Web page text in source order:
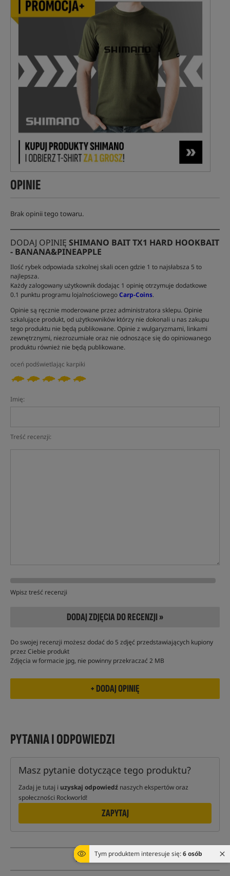
Tym produktem interesuje się:6 osób
OPINIE
Brak opinii tego towaru.
DODAJ OPINIĘ SHIMANO BAIT TX1 HARD HOOKBAIT
- BANANA&PINEAPPLE
Ilość rybek odpowiada szkolnej skali ocen gdzie 1 to najsłabsza 5 to
najlepsza.
Każdy zalogowany użytkownik dodając 1 opinię otrzymuje dodatkowe
0.1 punktu programu lojalnościowegoCarp-Coins.
Opinie są ręcznie moderowane przez administratora sklepu. Opinie
szkalujące produkt, od użytkowników którzy nie dokonali u nas zakupu
tego produktu nie będą publikowane. Opinie z wulgaryzmami, linkami
zewnętrznymi, niezrozumiałe oraz nie odnoszące się do opiniowanego
produktu również nie będą publikowane.
oceń podświetlając karpiki
Imię:
Treść recenzji:
Wpisz treść recenzji
DODAJ ZDJĘCIA DO RECENZJI »
Do swojej recenzji możesz dodać do 5 zdjęć przedstawiających kupiony
przez Ciebie produkt
Zdjęcia w formacie jpg, nie powinny przekraczać 2 MB
PYTANIA I ODPOWIEDZI
Masz pytanie dotyczące tego produktu?
Zadaj je tutaj i uzyskaj odpowiedź naszych ekspertów oraz
społeczności Rockworld!
ZAPYTAJ
PYTANIE O TOWAR